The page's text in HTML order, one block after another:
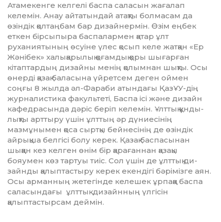
Атамекенге келгелі баспа саласын жағалап
келемін. Анау айта­тын­­дай атақты болмасам да
өзіндік қол­таңбам бар дизайнермін. Өзім ең­бек
еткен бірсыпыра баспалармен қатар ұлт
руханиятының өсуі­не үлес қосып келе жатқан «Ер
Жә­нібек» халықарылық қоғамдық қо­ры шығарған
кітаптардың дизайны менің қолымнан шықты. Осы
өнерді қазақ баласына үйрет­сем деген оймен
соңғы 8 жылда әл-Фараби атындағы ҚазҰУ-дің
журналистика факультеті, Баспа ісі және дизайн
кафедрасында дәріс беріп келемін. Ұлттық құн­ды­
лықты арттыру үшін ұлттың әр дү­ниесінің
мазмұнымен қоса сырт­қы бейнесінің де өзіндік
айрықша бел­гісі болу керек. Қазақ баспасынан
шыққан кез келген өнім бір қа­рағаннан қазақы
бояумен көз тар­туы тиіс. Сол үшін де ұлттық ди­
зайнды қалыптастыру керек екен­дігі бәрімізге аян.
Осы арман­ның жетегінде келешек ұрпаққа бас­па
саласындағы ұлттық ди­зайн­­ның үлгісін
қалыптастырсам дей­мін.